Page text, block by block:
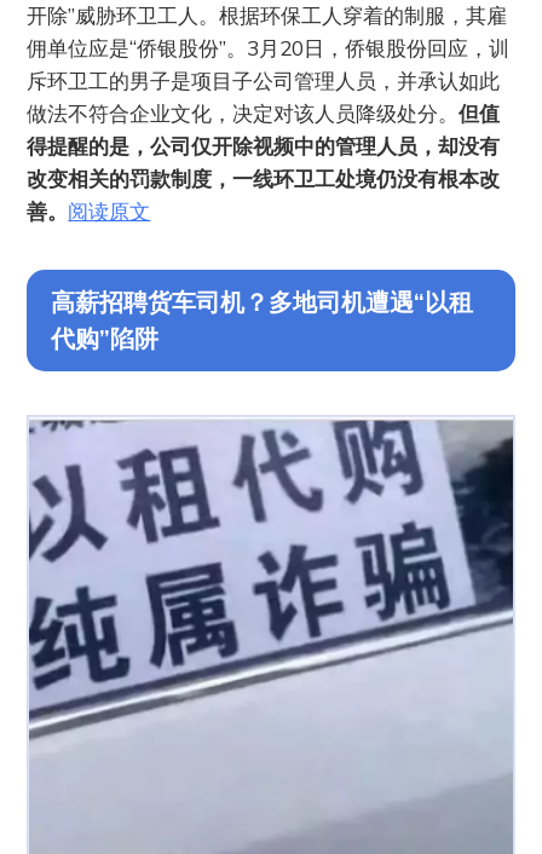
开除”威胁环卫工人。根据环保工人穿着的制服，其雇
佣单位应是“侨银股份”。3月20日，侨银股份回应，训
斥环卫工的男子是项目子公司管理人员，并承认如此
做法不符合企业文化，决定对该人员降级处分。但值
得提醒的是，公司仅开除视频中的管理人员，却没有
改变相关的罚款制度，一线环卫工处境仍没有根本改
善。 阅读原文
高薪招聘货车司机？多地司机遭遇“以租
代购”陷阱